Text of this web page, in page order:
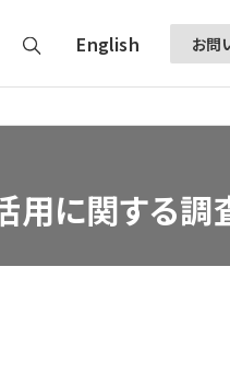
English お問
用に関する調